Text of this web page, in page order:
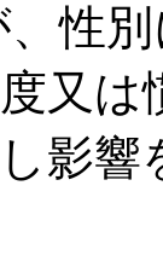
性別
又
影